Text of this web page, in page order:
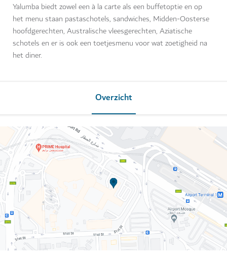
Yalumba biedt zowel een à la carte als een buffetoptie en op
het menu staan pastaschotels, sandwiches, Midden-Oosterse
hoofdgerechten, Australische vleesgerechten, Aziatische
schotels en er is ook een toetjesmenu voor wat zoetigheid na
het diner.
Overzicht